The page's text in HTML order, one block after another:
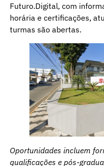
Futuro.Digital, com
horária e certificações,
turmas são abertas.
Oportunidades incluem
qualificações e pós-